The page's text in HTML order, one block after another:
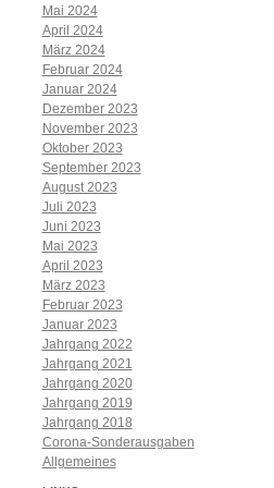
Mai 2024
April 2024
März 2024
Februar 2024
Januar 2024
Dezember 2023
November 2023
Oktober 2023
September 2023
August 2023
Juli 2023
Juni 2023
Mai 2023
April 2023
März 2023
Februar 2023
Januar 2023
Jahrgang 2022
Jahrgang 2021
Jahrgang 2020
Jahrgang 2019
Jahrgang 2018
Corona-Sonderausgaben
Allgemeines